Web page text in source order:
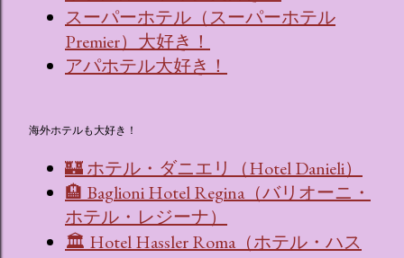
スーパーホテル（スーパーホテル
Premier）大好き！
アパホテル大好き！
海外ホテルも大好き！
🏰 ホテル・ダニエリ（Hotel Danieli）
🏨 Baglioni Hotel Regina（バリオーニ・
ホテル・レジーナ）
🏛 Hotel Hassler Roma（ホテル・ハス